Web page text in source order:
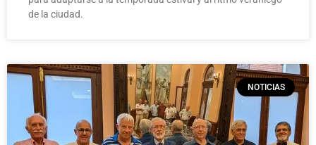
de la ciudad.
NOTICIAS